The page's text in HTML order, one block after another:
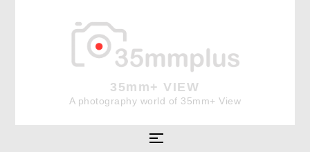
35mm+ VIEW
A photography world of 35mm+ View